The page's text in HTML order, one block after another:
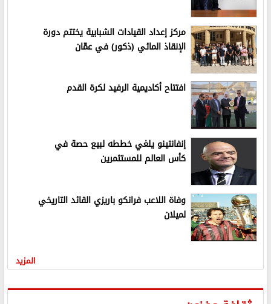
مركز إعداد القيادات الشبابية يختتم دورة
الإنقاذ المائي (ذكور) في عمّان
افتتاح أكاديمية الرفيد لكرة القدم
إنفانتينو يلغي خططه لبيع حصة في
كأس العالم للمستثمرين
وفاة اللاعب فرانكو باريزي القائد التاريخي
لميلان
المزيد